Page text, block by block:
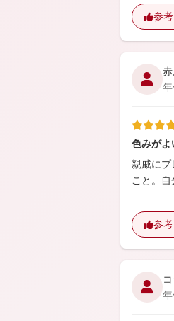
参
色みがよ
親戚にプ
こと。
参